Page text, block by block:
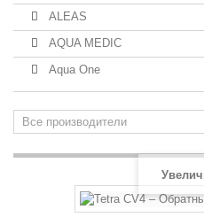
ALEAS
AQUA MEDIC
Aqua One